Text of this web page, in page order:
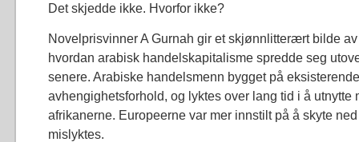
Det skjedde ikke. Hvorfor ikke?
Novelprisvinner A Gurnah gir et skjønnlitterært bilde
hvordan arabisk handelskapitalisme spredde seg
senere. Arabiske handelsmenn bygget på
avhengighetsforhold, og lyktes over lang tid i å utnytte
afrikanerne. Europeerne var mer innstilt på å skyte
mislyktes.